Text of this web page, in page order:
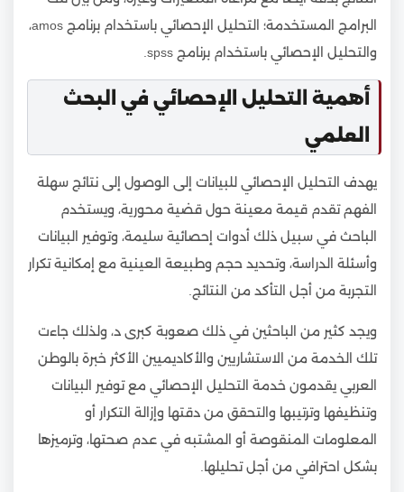
البرامج المستخدمة؛ التحليل الإحصائي باستخدام برنامج amos،
والتحليل الإحصائي باستخدام برنامج spss.
أهمية التحليل الإحصائي في البحث
العلمي
يهدف التحليل الإحصائي للبيانات إلى الوصول إلى نتائج سهلة
الفهم تقدم قيمة معينة حول قضية محورية، ويستخدم
الباحث في سبيل ذلك أدوات إحصائية سليمة، وتوفير البيانات
وأسئلة الدراسة، وتحديد حجم وطبيعة العينية مع إمكانية تكرار
التجربة من أجل التأكد من النتائج.
ويجد كثير من الباحثين في ذلك صعوبة كبرى د، ولذلك جاءت
تلك الخدمة من الاستشاريين والأكاديميين الأكثر خبرة بالوطن
العربي يقدمون خدمة التحليل الإحصائي مع توفير البيانات
وتنظيفها وترتيبها والتحقق من دقتها وإزالة التكرار أو
المعلومات المنقوصة أو المشتبه في عدم صحتها، وترميزها
بشكل احترافي من أجل تحليلها